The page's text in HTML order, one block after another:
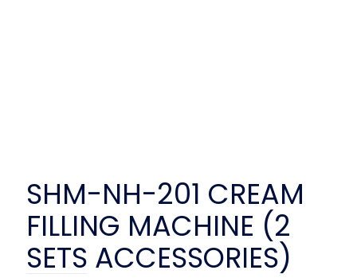
SHM-NH-201 CREAM
FILLING MACHINE (2
SETS ACCESSORIES)